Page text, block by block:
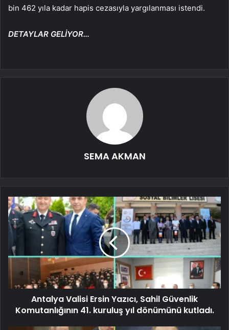
bin 462 yıla kadar hapis cezasıyla yargılanması istendi.
DETAYLAR GELİYOR…
SEMA AKMAN
Antalya Valisi Ersin Yazıcı, Sahil Güvenlik
Komutanlığının 41. kuruluş yıl dönümünü kutladı.